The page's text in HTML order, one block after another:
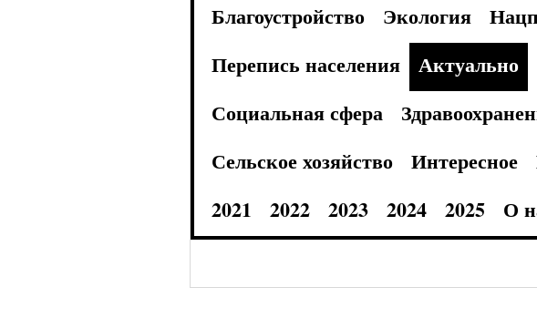
Благоустройство
Экология
Перепись населения
Актуально
Социальная сфера
Сельское хозяйство
Интересное
2021
2022 2023 2024 2025 О